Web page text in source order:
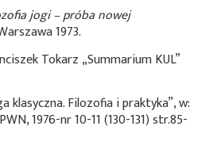
jogi – próba nowej
1973.
Tokarz „Summarium KUL”
klasyczna. Filozofia i praktyka”, w:
1976-nr 10-11 (130-131) str.85-